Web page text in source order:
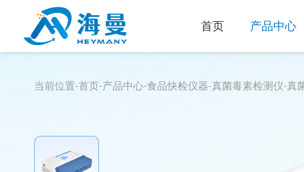
首页 产品中心
当前位置-首页-产品中心-食品快检仪器-真菌毒素检测仪-真